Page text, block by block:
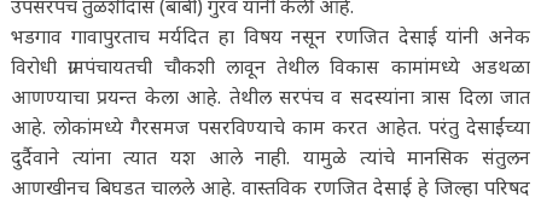
उपसरपंच तुळशीदास (बाबी) गुरव यांनी केली आहे.
भडगाव गावापुरताच मर्यदित हा विषय नसून रणजित देसाई यांनी अनेक
विरोधी ग्रामपंचायतची चौकशी लावून तेथील विकास कामांमध्ये अडथळा
आणण्याचा प्रयन्त केला आहे. तेथील सरपंच व सदस्यांना त्रास दिला जात
आहे. लोकांमध्ये गैरसमज पसरविण्याचे काम करत आहेत. परंतु देसाईंच्या
दुर्दैवाने त्यांना त्यात यश आले नाही. यामुळे त्यांचे मानसिक संतुलन
आणखीनच बिघडत चालले आहे. वास्तविक रणजित देसाई हे जिल्हा परिषद